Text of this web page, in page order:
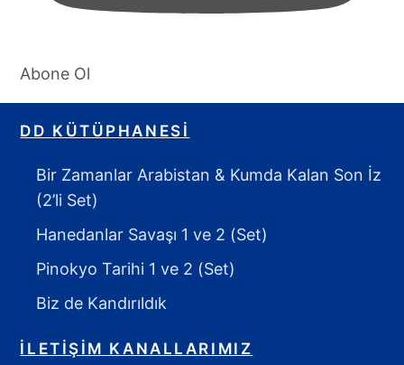
Abone Ol
DD KÜTÜPHANESI
Bir Zamanlar Arabistan & Kumda Kalan Son İz
(2’li Set)
Hanedanlar Savaşı 1 ve 2 (Set)
Pinokyo Tarihi 1 ve 2 (Set)
Biz de Kandırıldık
İLETIŞIM KANALLARIMIZ